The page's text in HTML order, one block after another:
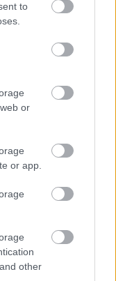
to
or
or app.
other
Majitelia zbúrali
filmov svojského
obliečky budú
poznali už
obývačku